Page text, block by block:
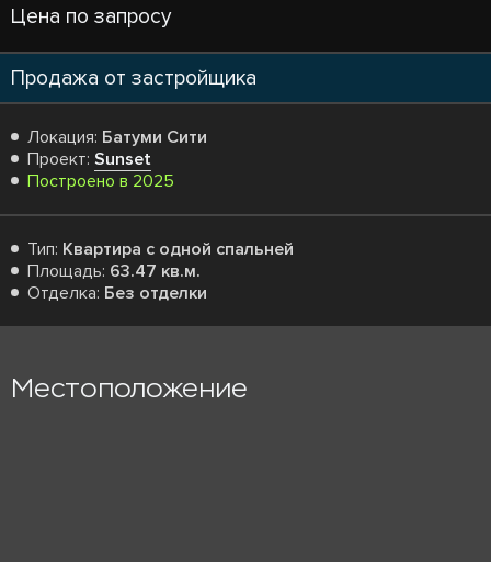
Цена по запросу
Продажа от застройщика
Локация: Батуми Сити
Проект: Sunset
Построено в 2025
Тип: Квартира с одной спальней
Площадь: 63.47 кв.м.
Отделка: Без отделки
Местоположение